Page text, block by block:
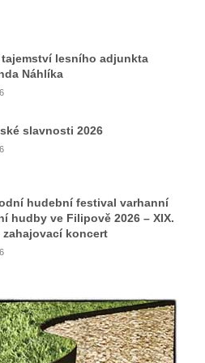
Sadech v
v parku Na
sloup na
Budějovicích
třídě v
Na
v Českých
stoky v Českých
lesního adjunkta
Náhlíka
slavnosti 2026
hudební festival varhanní
hudby ve Filipově 2026 – XIX.
zahajovací koncert